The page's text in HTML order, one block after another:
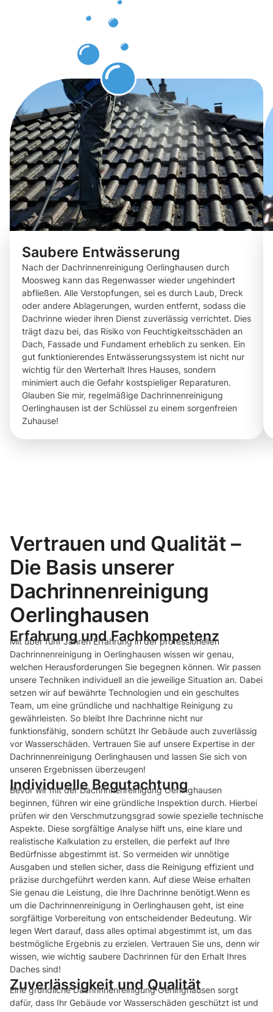
Saubere Entwässerung
Nach der Dachrinnenreinigung Oerlinghausen durch
Moosweg kann das Regenwasser wieder ungehindert
abfließen. Alle Verstopfungen, sei es durch Laub, Dreck
oder andere Ablagerungen, wurden entfernt, sodass die
Dachrinne wieder ihren Dienst zuverlässig verrichtet. Dies
trägt dazu bei, das Risiko von Feuchtigkeitsschäden an
Dach, Fassade und Fundament erheblich zu senken. Ein
gut funktionierendes Entwässerungssystem ist nicht nur
wichtig für den Werterhalt Ihres Hauses, sondern
minimiert auch die Gefahr kostspieliger Reparaturen.
Glauben Sie mir, regelmäßige Dachrinnenreinigung
Oerlinghausen ist der Schlüssel zu einem sorgenfreien
Zuhause!
Vertrauen und Qualität –
Die Basis unserer
Dachrinnenreinigung
Oerlinghausen
Erfahrung und Fachkompetenz
Mit über fünf Jahren Erfahrung in der professionellen
Dachrinnenreinigung in Oerlinghausen wissen wir genau,
welchen Herausforderungen Sie begegnen können. Wir passen
unsere Techniken individuell an die jeweilige Situation an. Dabei
setzen wir auf bewährte Technologien und ein geschultes
Team, um eine gründliche und nachhaltige Reinigung zu
gewährleisten. So bleibt Ihre Dachrinne nicht nur
funktionsfähig, sondern schützt Ihr Gebäude auch zuverlässig
vor Wasserschäden. Vertrauen Sie auf unsere Expertise in der
Dachrinnenreinigung Oerlinghausen und lassen Sie sich von
unseren Ergebnissen überzeugen!
Individuelle Begutachtung
Bevor wir mit der Dachrinnenreinigung Oerlinghausen
beginnen, führen wir eine gründliche Inspektion durch. Hierbei
prüfen wir den Verschmutzungsgrad sowie spezielle technische
Aspekte. Diese sorgfältige Analyse hilft uns, eine klare und
realistische Kalkulation zu erstellen, die perfekt auf Ihre
Bedürfnisse abgestimmt ist. So vermeiden wir unnötige
Ausgaben und stellen sicher, dass die Reinigung effizient und
präzise durchgeführt werden kann. Auf diese Weise erhalten
Sie genau die Leistung, die Ihre Dachrinne benötigt.Wenn es
um die Dachrinnenreinigung in Oerlinghausen geht, ist eine
sorgfältige Vorbereitung von entscheidender Bedeutung. Wir
legen Wert darauf, dass alles optimal abgestimmt ist, um das
bestmögliche Ergebnis zu erzielen. Vertrauen Sie uns, denn wir
wissen, wie wichtig saubere Dachrinnen für den Erhalt Ihres
Daches sind!
Zuverlässigkeit und Qualität
Eine gründliche Dachrinnenreinigung Oerlinghausen sorgt
dafür, dass Ihr Gebäude vor Wasserschäden geschützt ist und